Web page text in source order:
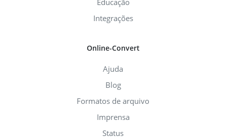
Educação
Integrações
Online-Convert
Ajuda
Blog
Formatos de arquivo
Imprensa
Status